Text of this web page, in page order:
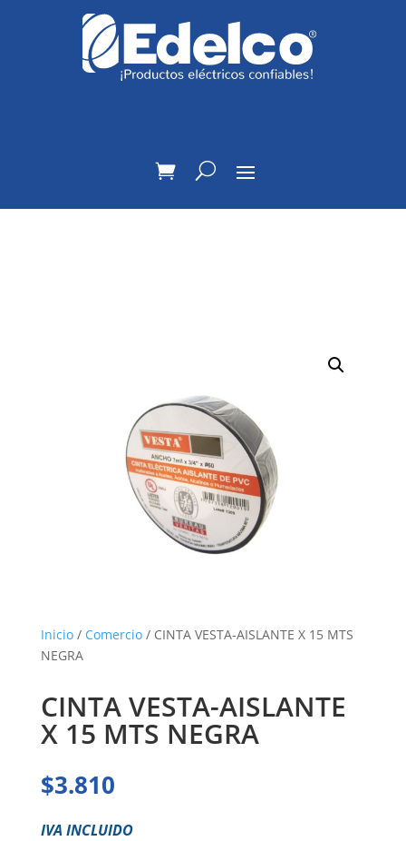
Inicio/ Comercio/ CINTA VESTA-AISLANTE X 15 MTS
NEGRA
CINTA VESTA-AISLANTE
X 15 MTS NEGRA
$3.810
IVA INCLUIDO